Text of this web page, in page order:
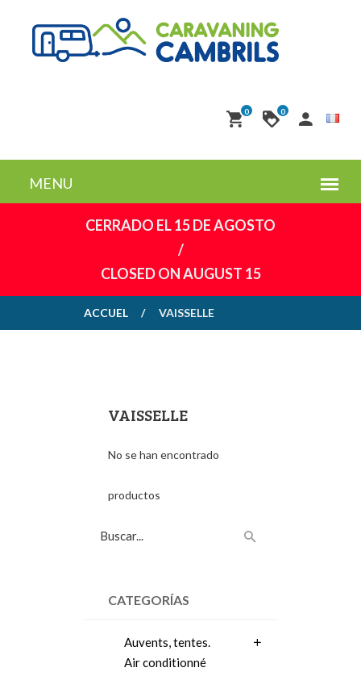
0 0
CERRADO EL 15 DE AGOSTO
/
CLOSED ON AUGUST 15
ACCUEL VAISSELLE
VAISSELLE
No se han encontrado
productos
CATEGORÍAS
Auvents, tentes.
Air conditionné